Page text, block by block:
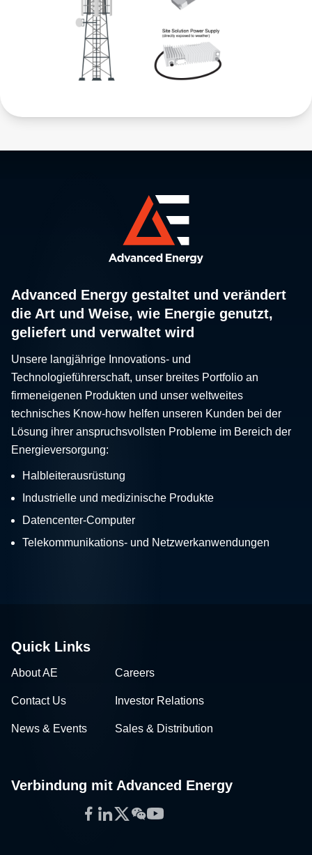
Advanced Energy gestaltet und verändert
die Art und Weise, wie Energie genutzt,
geliefert und verwaltet wird
Unsere langjährige Innovations- und
Technologieführerschaft, unser breites Portfolio an
firmeneigenen Produkten und unser weltweites
technisches Know-how helfen unseren Kunden bei der
Lösung ihrer anspruchsvollsten Probleme im Bereich der
Energieversorgung:
Halbleiterausrüstung
Industrielle und medizinische Produkte
Datencenter-Computer
Telekommunikations- und Netzwerkanwendungen
Quick Links
About AE Careers
Contact Us Investor Relations
News & Events Sales & Distribution
Verbindung mit Advanced Energy
Facebook
LinkedIn
Twitter
WeChat
YouTube